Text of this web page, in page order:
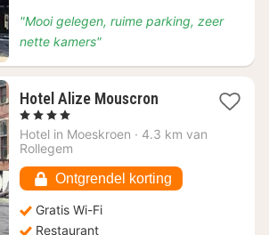
"Mooi gelegen, ruime parking, zeer
nette kamers"
Hotel Alize Mouscron1
vanaf
, 4 Sterren
Hotel in Moeskroen · 4.3 km van
Rollegem
Ontgrendel korting
Gratis Wi-Fi
Restaurant